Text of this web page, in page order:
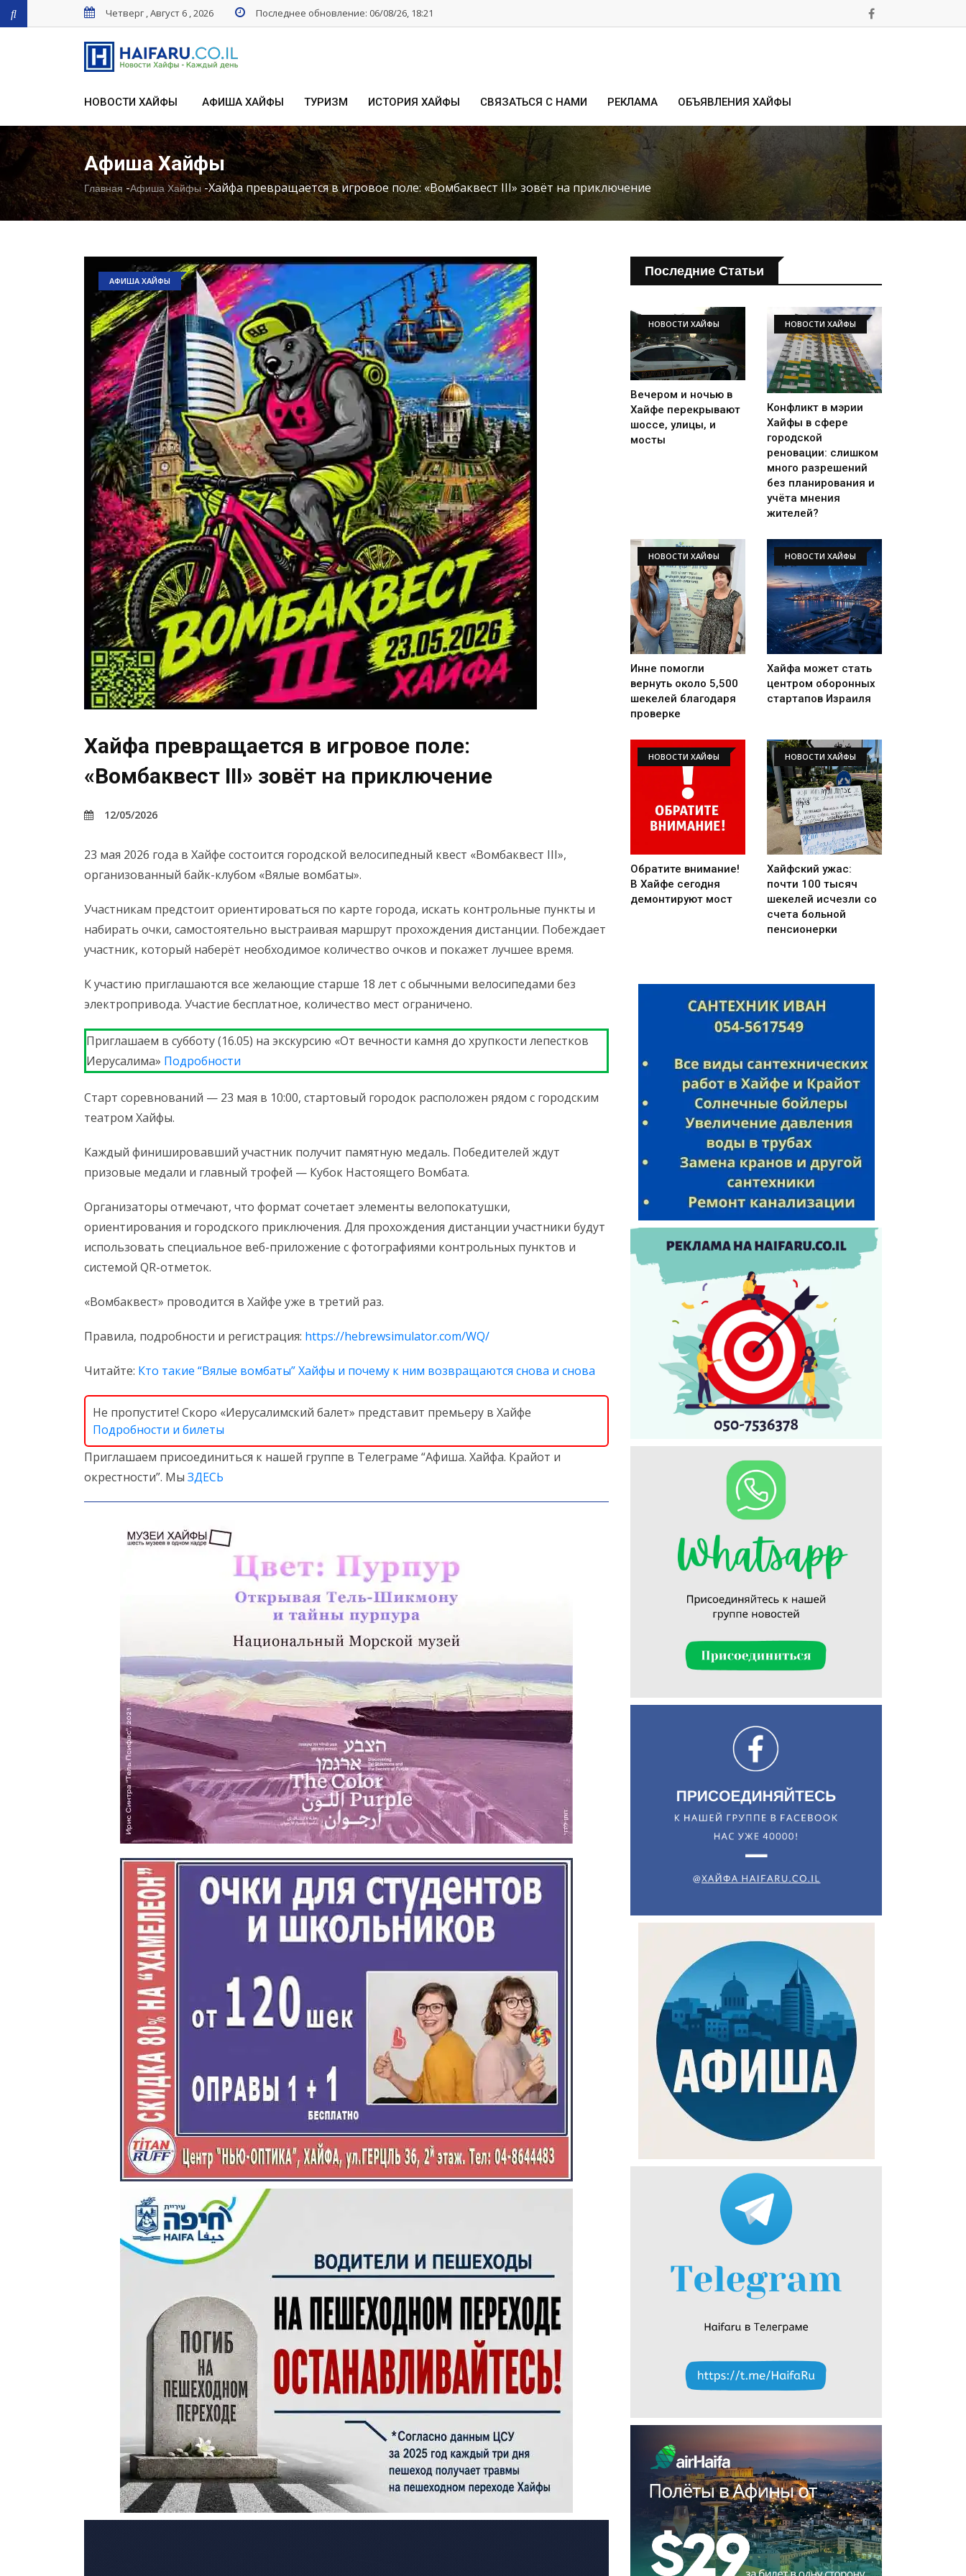
Четверг , Август 6 , 2026 Последнее обновление: 06/08/26, 18:21
НОВОСТИ ХАЙФЫ АФИША ХАЙФЫ ТУРИЗМ ИСТОРИЯ ХАЙФЫ СВЯЗАТЬСЯ С НАМИ РЕКЛАМА ОБЪЯВЛЕНИЯ ХАЙФЫ
Искать
Афиша Хайфы
Главная -Афиша Хайфы -Хайфа превращается в игровое поле: «Вомбаквест III» зовёт на приключение
АФИША ХАЙФЫ
Хайфа превращается в игровое поле:
«Вомбаквест III» зовёт на приключение
12/05/2026
23 мая 2026 года в Хайфе состоится городской велосипедный квест «Вомбаквест III»,
организованный байк-клубом «Вялые вомбаты».
Участникам предстоит ориентироваться по карте города, искать контрольные пункты и
набирать очки, самостоятельно выстраивая маршрут прохождения дистанции. Побеждает
участник, который наберёт необходимое количество очков и покажет лучшее время.
К участию приглашаются все желающие старше 18 лет с обычными велосипедами без
электропривода. Участие бесплатное, количество мест ограничено.
Приглашаем в субботу (16.05) на экскурсию «От вечности камня до хрупкости лепестков
Иерусалима» Подробности
Старт соревнований — 23 мая в 10:00, стартовый городок расположен рядом с городским
театром Хайфы.
Каждый финишировавший участник получит памятную медаль. Победителей ждут
призовые медали и главный трофей — Кубок Настоящего Вомбата.
Организаторы отмечают, что формат сочетает элементы велопокатушки,
ориентирования и городского приключения. Для прохождения дистанции участники будут
использовать специальное веб-приложение с фотографиями контрольных пунктов и
системой QR-отметок.
«Вомбаквест» проводится в Хайфе уже в третий раз.
Правила, подробности и регистрация: https://hebrewsimulator.com/WQ/
Читайте: Кто такие “Вялые вомбаты” Хайфы и почему к ним возвращаются снова и снова
Не пропустите! Скоро «Иерусалимский балет» представит премьеру в Хайфе
Подробности и билеты
Приглашаем присоединиться к нашей группе в Телеграме “Афиша. Хайфа. Крайот и
окрестности”. Мы ЗДЕСЬ
Последние Статьи
НОВОСТИ ХАЙФЫ
Вечером и ночью в
Хайфе перекрывают
шоссе, улицы, и
мосты
НОВОСТИ ХАЙФЫ
Конфликт в мэрии
Хайфы в сфере
городской
реновации: слишком
много разрешений
без планирования и
учёта мнения
жителей?
НОВОСТИ ХАЙФЫ
Инне помогли
вернуть около 5,500
шекелей благодаря
проверке
НОВОСТИ ХАЙФЫ
Хайфа может стать
центром оборонных
стартапов Израиля
НОВОСТИ ХАЙФЫ
Обратите внимание!
В Хайфе сегодня
демонтируют мост
НОВОСТИ ХАЙФЫ
Хайфский ужас:
почти 100 тысяч
шекелей исчезли со
счета больной
пенсионерки